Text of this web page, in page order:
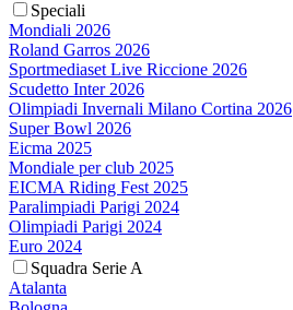
Speciali
Mondiali 2026
Roland Garros 2026
Sportmediaset Live Riccione 2026
Scudetto Inter 2026
Olimpiadi Invernali Milano Cortina 2026
Super Bowl 2026
Eicma 2025
Mondiale per club 2025
EICMA Riding Fest 2025
Paralimpiadi Parigi 2024
Olimpiadi Parigi 2024
Euro 2024
Squadra Serie A
Atalanta